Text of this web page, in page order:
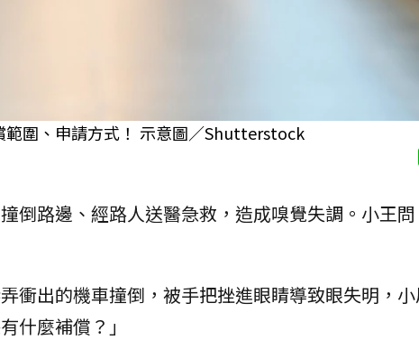
範圍、申請方式！ 示意圖／Shutterstock
倒路邊、經路人送醫急救，造成嗅覺失調。小王
衝出的機車撞倒，被手把挫進眼睛導致眼失明，
什麼補償？」